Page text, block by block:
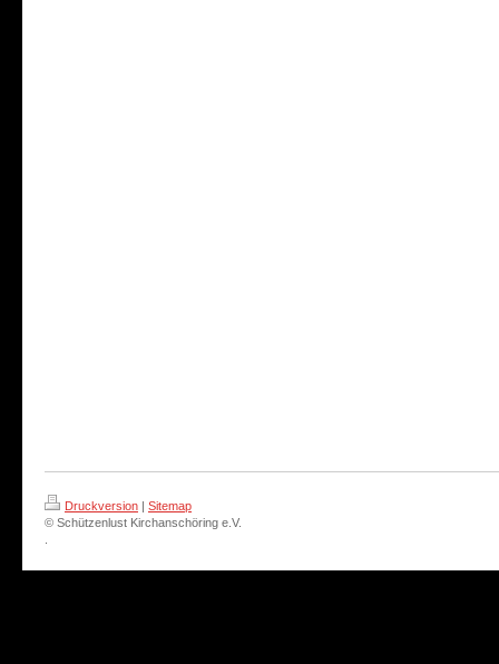
Druckversion | Sitemap
© Schützenlust Kirchanschöring e.V.